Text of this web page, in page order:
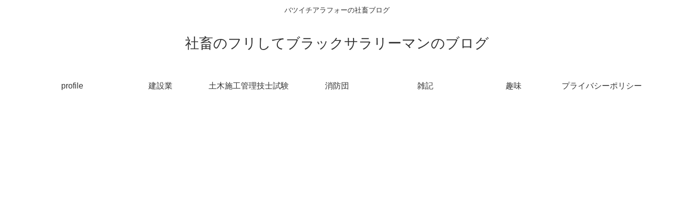
バツイチアラフォーの社畜ブログ
社畜のフリしてブラックサラリーマンのブログ
profile 建設業 土木施工管理技士試験 消防団 雑記 趣味 プライバシーポリシー